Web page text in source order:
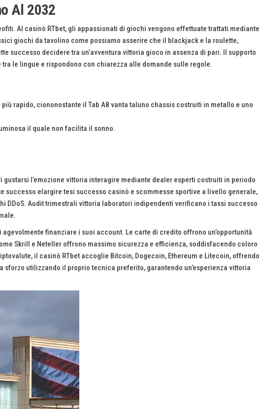
Al 2032
Al casinò RTbet, gli appassionati di giochi vengono effettuate trattati mediante
giochi da tavolino come possiamo asserire che il blackjack e la roulette,
successo decidere tra un’avventura vittoria gioco in assenza di pari. Il supporto
le lingue e rispondono con chiarezza alle domande sulle regole.
rapido, ciononostante il Tab A8 vanta taluno chassis costruiti in metallo e uno
il quale non facilita il sonno.
l’emozione vittoria interagire mediante dealer esperti costruiti in periodo
elargire tesi successo casinò e scommesse sportive a livello generale,
DDoS. Audit trimestrali vittoria laboratori indipendenti verificano i tassi successo
finanziare i suoi account. Le carte di credito offrono un’opportunità
Skrill e Neteller offrono massimo sicurezza e efficienza, soddisfacendo coloro
il casinò RTbet accoglie Bitcoin, Dogecoin, Ethereum e Litecoin, offrendo
utilizzando il proprio tecnica preferito, garantendo un’esperienza vittoria